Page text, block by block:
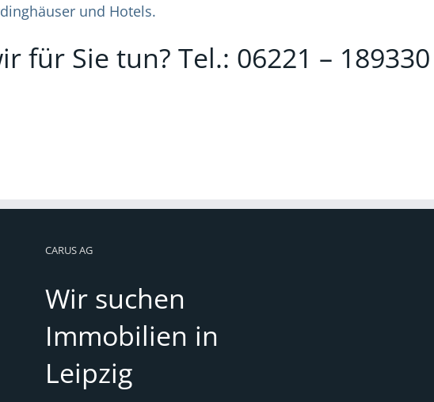
und Hotels.
für Sie tun? Tel.: 06221 – 189330
CARUS AG
Wir suchen
Immobilien in
Leipzig